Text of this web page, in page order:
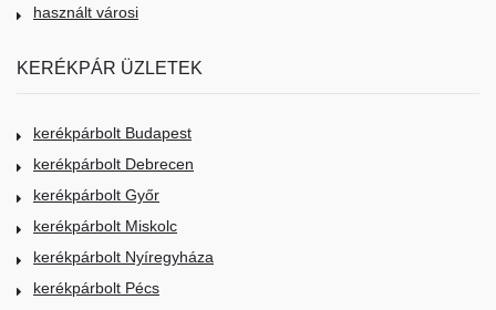
használt városi
KERÉKPÁR ÜZLETEK
kerékpárbolt Budapest
kerékpárbolt Debrecen
kerékpárbolt Győr
kerékpárbolt Miskolc
kerékpárbolt Nyíregyháza
kerékpárbolt Pécs